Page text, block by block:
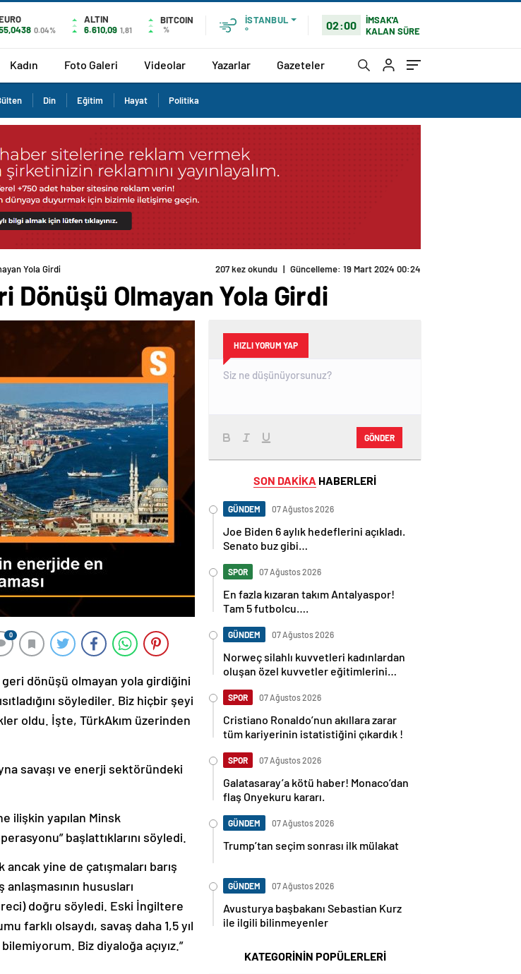
0.04%
ALTIN
6.610,09 1,81
BITCOIN
%
İSTANBUL
°
02:00
İMSAK'A
KALAN SÜRE
Kadın Foto Galeri Videolar Yazarlar Gazeteler
Din Eğitim Hayat Politika
Yola Girdi 207 kez okundu | Güncelleme: 19 Mart 2024 00:24
Olmayan Yola Girdi
0
geri dönüşü olmayan yola girdiğini
söylediler. Biz hiçbir şeyi
oldu. İşte, TürkAkım üzerinden
savaşı ve enerji sektöründeki
ilişkin yapılan Minsk
başlattıklarını söyledi.
yine de çatışmaları barış
hususları
doğru söyledi. Eski İngiltere
farklı olsaydı, savaş daha 1,5 yıl
Biz diyaloğa açıyız.”
HIZLI YORUM YAP
GÖNDER
SON DAKİKA HABERLERİ
GÜNDEM 07 Ağustos 2026
Joe Biden 6 aylık hedeflerini açıkladı.
Senato buz gibi…
SPOR 07 Ağustos 2026
En fazla kızaran takım Antalyaspor!
Tam 5 futbolcu….
GÜNDEM 07 Ağustos 2026
Norweç silahlı kuvvetleri kadınlardan
oluşan özel kuvvetler eğitimlerini
SPOR 07 Ağustos 2026
Cristiano Ronaldo’nun akıllara zarar
tüm kariyerinin istatistiğini çıkardık !
SPOR 07 Ağustos 2026
Galatasaray’a kötü haber! Monaco’dan
flaş Onyekuru kararı.
GÜNDEM 07 Ağustos 2026
Trump’tan seçim sonrası ilk mülakat
GÜNDEM 07 Ağustos 2026
Avusturya başbakanı Sebastian Kurz
ile ilgili bilinmeyenler
KATEGORİNİN POPÜLERLERİ